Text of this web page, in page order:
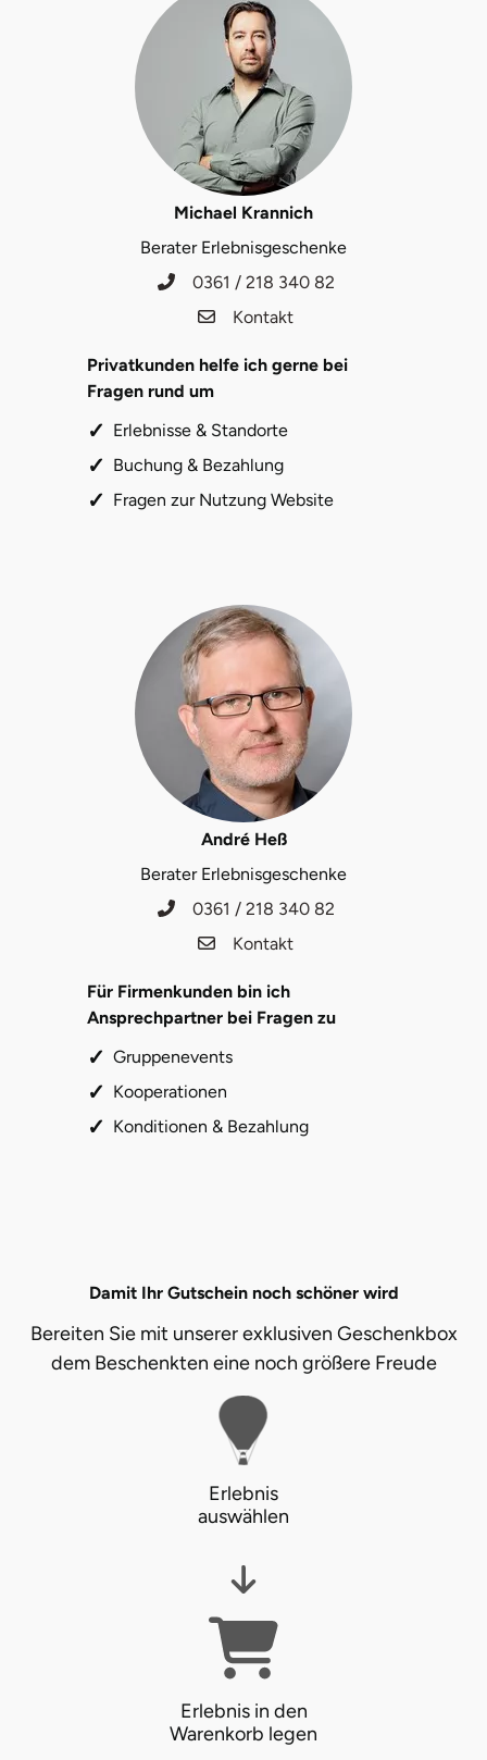
Michael Krannich
Berater Erlebnisgeschenke
0361 / 218 340 82
Kontakt
Privatkunden helfe ich gerne bei
Fragen rund um
Erlebnisse & Standorte
Buchung & Bezahlung
Fragen zur Nutzung Website
André Heß
Berater Erlebnisgeschenke
0361 / 218 340 82
Kontakt
Für Firmenkunden bin ich
Ansprechpartner bei Fragen zu
Gruppenevents
Kooperationen
Konditionen & Bezahlung
Damit Ihr Gutschein noch schöner wird
Bereiten Sie mit unserer exklusiven Geschenkbox
dem Beschenkten eine noch größere Freude
Erlebnis
auswählen
Erlebnis in den
Warenkorb legen